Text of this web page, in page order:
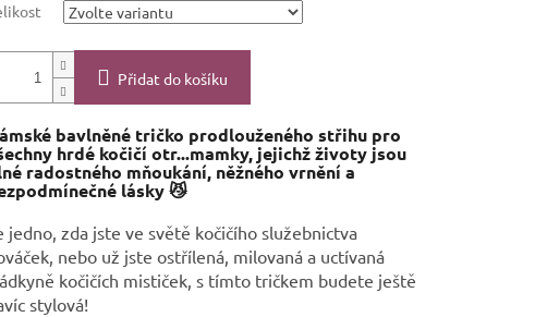
Přidat do košíku
bavlněné tričko prodlouženého střihu pro
hrdé kočičí otr...mamky, jejichž životy jsou
radostného mňoukání, něžného vrnění a
lásky 😼
jedno, zda jste ve světě kočičího služebnictva
nebo už jste ostřílená, milovaná a uctívaná
kočičích mističek, s tímto tričkem budete ještě
stylová!